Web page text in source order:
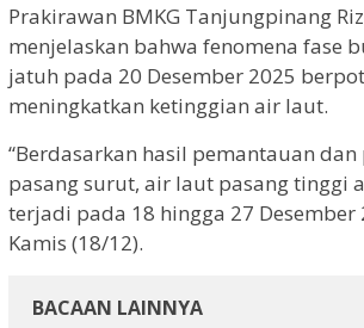
Prakirawan BMKG Tanjungpinang
menjelaskan bahwa fenomena fase
jatuh pada 20 Desember 2025
meningkatkan ketinggian air laut.
“Berdasarkan hasil pemantauan
pasang surut, air laut pasang tinggi
terjadi pada 18 hingga 27 Desember
Kamis (18/12).
BACAAN LAINNYA